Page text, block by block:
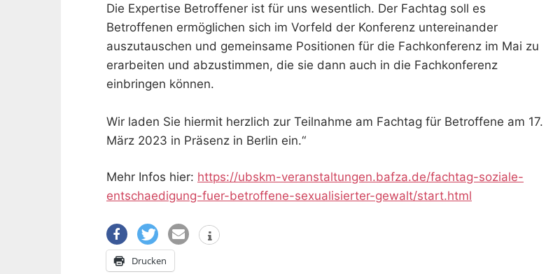
Die Expertise Betroffener ist für uns wesentlich. Der Fachtag soll es
Betroffenen ermöglichen sich im Vorfeld der Konferenz untereinander
auszutauschen und gemeinsame Positionen für die Fachkonferenz im Mai zu
erarbeiten und abzustimmen, die sie dann auch in die Fachkonferenz
einbringen können.
Wir laden Sie hiermit herzlich zur Teilnahme am Fachtag für Betroffene am 17.
März 2023 in Präsenz in Berlin ein.“
Mehr Infos hier: https://ubskm-veranstaltungen.bafza.de/fachtag-soziale-
entschaedigung-fuer-betroffene-sexualisierter-gewalt/start.html
Drucken